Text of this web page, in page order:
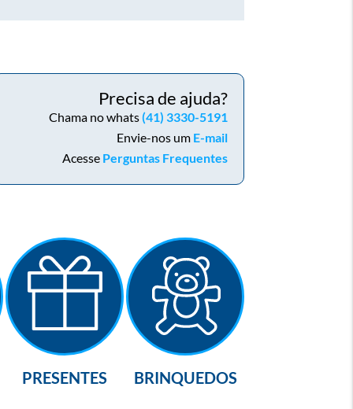
Precisa de ajuda?
Chama no whats(41) 3330-5191
Envie-nos um E-mail
Acesse Perguntas Frequentes
PRESENTES BRINQUEDOS